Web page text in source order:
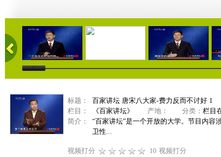
15:43 23:37 21:54
标题：
百家讲坛 唐宋八大家-费力反而不讨好 1
栏目：
《百家讲坛》 产地： 分类： 栏目
简介：
“百家讲坛”是一个开放的大学。节目内容
卫性...
视频打分 10 视频打分